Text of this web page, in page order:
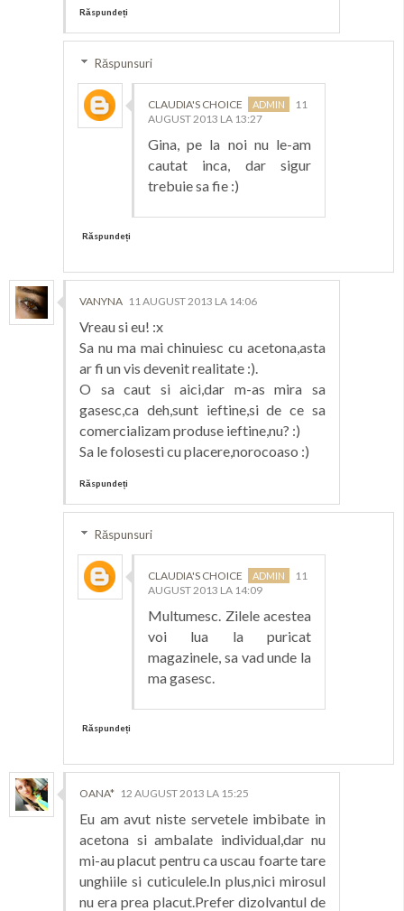
Răspundeți
Răspunsuri
CLAUDIA'S CHOICE
11
AUGUST 2013 LA 13:27
Gina, pe la noi nu le-am
cautat inca, dar sigur
trebuie sa fie :)
Răspundeți
VANYNA 11 AUGUST 2013 LA 14:06
Vreau si eu! :x
Sa nu ma mai chinuiesc cu acetona,asta
ar fi un vis devenit realitate :).
O sa caut si aici,dar m-as mira sa
gasesc,ca deh,sunt ieftine,si de ce sa
comercializam produse ieftine,nu? :)
Sa le folosesti cu placere,norocoaso :)
Răspundeți
Răspunsuri
CLAUDIA'S CHOICE
11
AUGUST 2013 LA 14:09
Multumesc. Zilele acestea
voi lua la puricat
magazinele, sa vad unde la
ma gasesc.
Răspundeți
OANA* 12 AUGUST 2013 LA 15:25
Eu am avut niste servetele imbibate in
acetona si ambalate individual,dar nu
mi-au placut pentru ca uscau foarte tare
unghiile si cuticulele.In plus,nici mirosul
nu era prea placut.Prefer dizolvantul de